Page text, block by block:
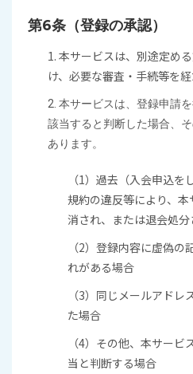
第6条（登録の承認）
1. 本サービスは、別途定め
け、必要な審査・手続等を
2. 本サービスは、登録申請
該当すると判断した場合、
あります。
（1）過去（入会申込
規約の違反等により、
消され、または退会処
（2）登録内容に虚偽
れがある場合
（3）同じメールアド
た場合
（4）その他、本サー
当と判断する場合